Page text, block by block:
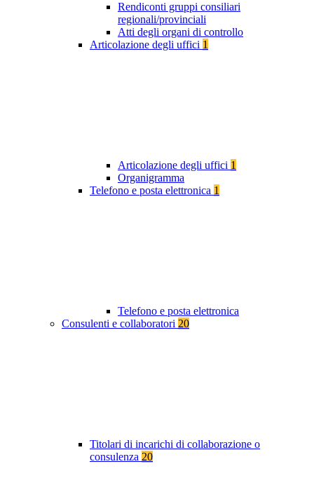
Rendiconti gruppi consiliari
regionali/provinciali
Atti degli organi di controllo
Articolazione degli uffici 1
Articolazione degli uffici 1
Organigramma
Telefono e posta elettronica 1
Telefono e posta elettronica
Consulenti e collaboratori 20
Titolari di incarichi di collaborazione o
consulenza 20